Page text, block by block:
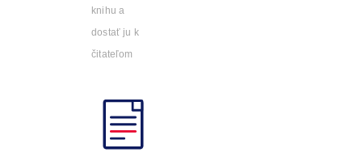
knihu a
dostať ju k
čitateľom